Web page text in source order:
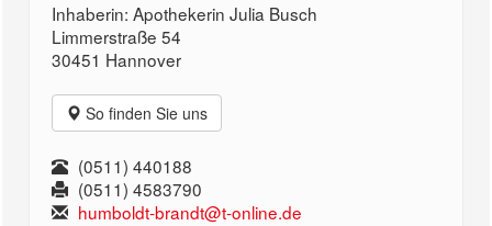
Inhaberin: Apothekerin Julia Busch
Limmerstraße 54
30451 Hannover
So finden Sie uns
(0511) 440188
(0511) 4583790
humboldt-brandt@t-online.de